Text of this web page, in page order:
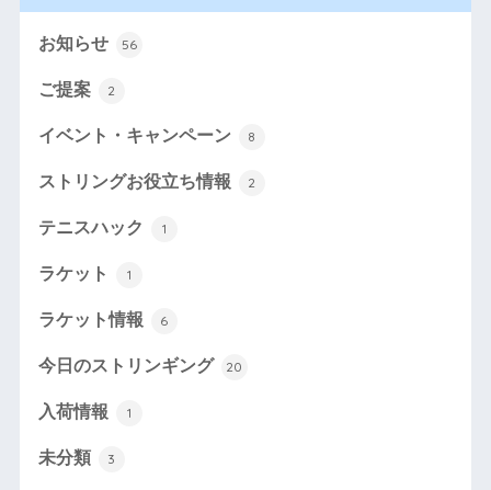
お知らせ 56
ご提案 2
イベント・キャンペーン 8
ストリングお役立ち情報 2
テニスハック 1
ラケット 1
ラケット情報 6
今日のストリンギング 20
入荷情報 1
未分類 3